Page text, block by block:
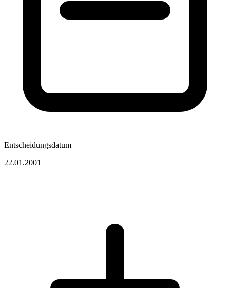
Entscheidungsdatum
22.01.2001